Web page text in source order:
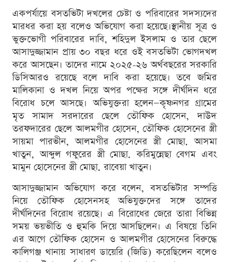
একপর্যায়ে বসতভিটা দখলের চেষ্টা ও পরিবারের সদস্যদের
মারধর করা হয় বলেও অভিযোগ করা হয়েছে।স্থানীয় সূত্র ও
ভুক্তভোগী পরিবারের দাবি, শহিদুল ইসলাম ও তার ছেলে
আসাদুজ্জামান প্রায় ৩০ বছর ধরে ওই বসতভিটা ভোগদখল
করে আসছেন। তাদের নামে ২০২৫-২৬ অর্থবছরের সরকারি
ডিসিআরও রয়েছে বলে দাবি করা হয়েছে। তবে জমির
মালিকানা ও দখল নিয়ে অপর পক্ষের সঙ্গে দীর্ঘদিন ধরে
বিরোধ চলে আসছে। অভিযুক্তরা হলেন—কৃষ্ণনগর গ্রামের
মৃত সামাদ সরদারের ছেলে তৌফিক হোসেন, দাউদ
তরফদারের ছেলে আলমগীর হোসেন, তৌফিক হোসেনের স্ত্রী
সায়মা পারভীন, আলমগীর হোসেনের স্ত্রী মোছা. আসমা
খাতুন, আব্দুল গফুরের স্ত্রী মোছা. করিমুন্নেছা বেগম এবং
মামুন হোসেনের স্ত্রী মোছা. রাবেয়া খাতুন।
আসাদুজ্জামান অভিযোগ করে বলেন, বসতভিটার সম্পত্তি
নিয়ে তৌফিক হোসেনসহ অভিযুক্তদের সঙ্গে তাদের
দীর্ঘদিনের বিরোধ রয়েছে। এ বিরোধের জেরে তারা বিভিন্ন
সময় ভয়ভীতি ও হুমকি দিয়ে আসছিলেন। এ বিষয়ে তিনি
এর আগে তৌফিক হোসেন ও আলমগীর হোসেনের বিরুদ্ধে
কালিগঞ্জ থানায় সাধারণ ডায়েরি (জিডি) করেছিলেন বলেও